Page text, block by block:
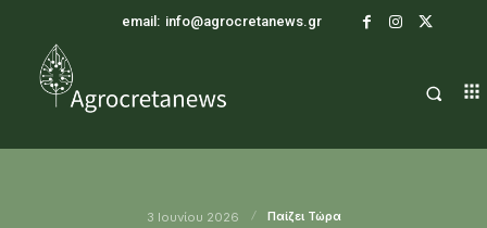
email: info@agrocretanews.gr
3 Ιουνίου 2026 Παίζει Τώρα